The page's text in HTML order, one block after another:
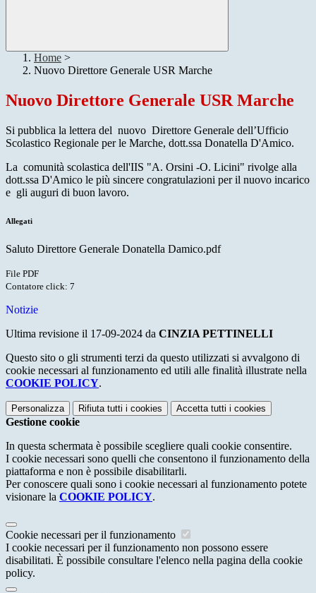
Home >
Nuovo Direttore Generale USR Marche
Nuovo Direttore Generale USR Marche
Si pubblica la lettera del nuovo Direttore Generale dell’Ufficio
Scolastico Regionale per le Marche, dott.ssa Donatella D'Amico.
La comunità scolastica dell'IIS "A. Orsini -O. Licini" rivolge alla
dott.ssa D'Amico le più sincere congratulazioni per il nuovo incarico
e gli auguri di buon lavoro.
Allegati
Saluto Direttore Generale Donatella Damico.pdf
File PDF
Contatore click: 7
Notizie
Ultima revisione il 17-09-2024 da CINZIA PETTINELLI
Questo sito o gli strumenti terzi da questo utilizzati si avvalgono di
cookie necessari al funzionamento ed utili alle finalità illustrate nella
COOKIE POLICY.
Personalizza Rifiuta tutti i cookies Accetta tutti i cookies
Gestione cookie
In questa schermata è possibile scegliere quali cookie consentire.
I cookie necessari sono quelli che consentono il funzionamento della
piattaforma e non è possibile disabilitarli.
Per conoscere quali sono i cookie necessari al funzionamento potete
visionare la COOKIE POLICY.
Cookie necessari per il funzionamento
I cookie necessari per il funzionamento non possono essere
disabilitati. È possibile consultare l'elenco nella pagina della cookie
policy.